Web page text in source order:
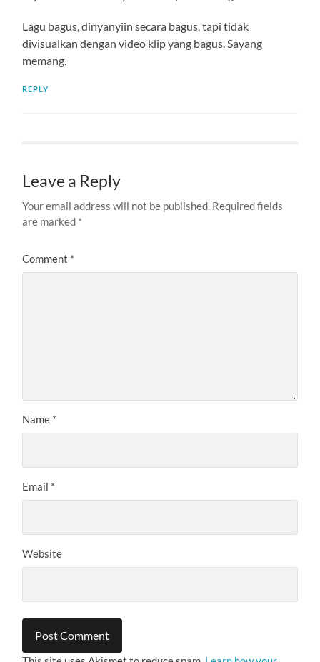
Lagu bagus, dinyanyiin secara bagus, tapi tidak
divisualkan dengan video klip yang bagus. Sayang
memang.
REPLY
Leave a Reply
Your email address will not be published. Required fields
are marked *
Comment *
Name *
Email *
Website